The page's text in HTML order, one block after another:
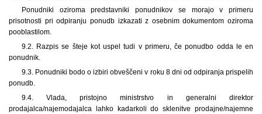
Ponudniki oziroma predstavniki ponudnikov se morajo v primeru
prisotnosti pri odpiranju ponudb izkazati z osebnim dokumentom oziroma
pooblastilom.
9.2. Razpis se šteje kot uspel tudi v primeru, če ponudbo odda le en
ponudnik.
9.3. Ponudniki bodo o izbiri obveščeni v roku 8 dni od odpiranja prispelih
ponudb.
9.4. Vlada, pristojno ministrstvo in generalni direktor
prodajalca/najemodajalca lahko kadarkoli do sklenitve prodajne/najemne